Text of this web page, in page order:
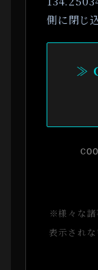
側に閉じ
≫
※様々な諸
表示され